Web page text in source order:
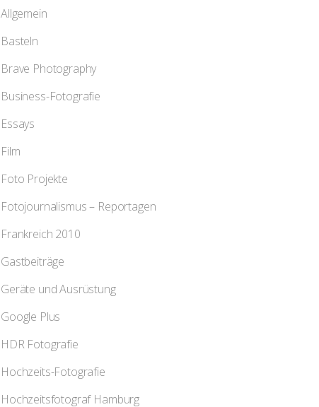
Allgemein
Basteln
Brave Photography
Business-Fotografie
Essays
Film
Foto Projekte
Fotojournalismus – Reportagen
Frankreich 2010
Gastbeiträge
Geräte und Ausrüstung
Google Plus
HDR Fotografie
Hochzeits-Fotografie
Hochzeitsfotograf Hamburg